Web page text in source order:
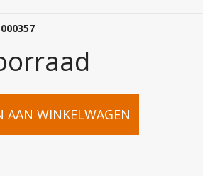
AAN WINKELWAGEN